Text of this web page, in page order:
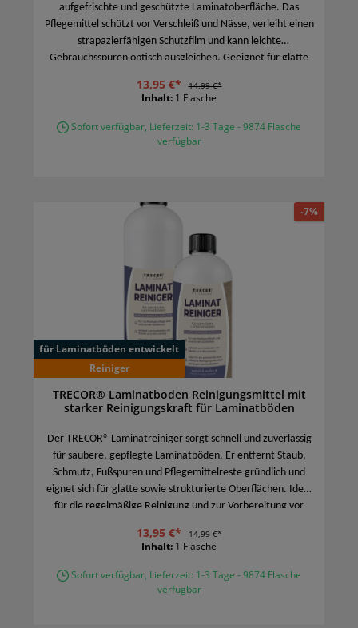
aufgefrischte und geschützte Laminatoberfläche. Das
Pflegemittel schützt vor Verschleiß und Nässe, verleiht einen
strapazierfähigen Schutzfilm und kann leichte
Gebrauchsspuren optisch ausgleichen. Geeignet für glatte
13,95 €* 14,99 €*
Inhalt: 1 Flasche
Sofort verfügbar, Lieferzeit: 1-3 Tage - 9874 Flasche
verfügbar
-7%
für Laminatböden entwickelt
Reiniger
TRECOR® Laminatboden Reinigungsmittel mit
starker Reinigungskraft für Laminatböden
Der TRECOR® Laminatreiniger sorgt schnell und zuverlässig
für saubere, gepflegte Laminatböden. Er entfernt Staub,
Schmutz, Fußspuren und Pflegemittelreste gründlich und
eignet sich für glatte sowie strukturierte Oberflächen. Ideal
für die regelmäßige Reinigung und zur Vorbereitung vor
13,95 €* 14,99 €*
Inhalt: 1 Flasche
Sofort verfügbar, Lieferzeit: 1-3 Tage - 9874 Flasche
verfügbar